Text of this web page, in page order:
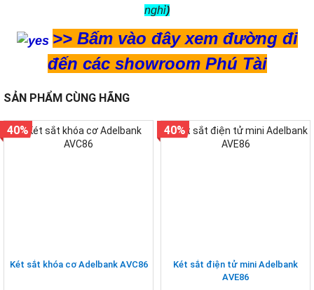
nghỉ)
>> Bấm vào đây xem đường đi
đến các showroom Phú Tài
SẢN PHẨM CÙNG HÃNG
Két sắt khóa cơ Adelbank AVC86
40%
Két sắt điện tử mini Adelbank
AVE86
40%